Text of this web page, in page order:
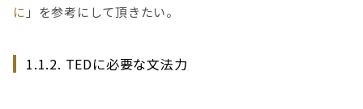
に 」を参考にして頂きたい。
1.1.2. TEDに必要な文法力